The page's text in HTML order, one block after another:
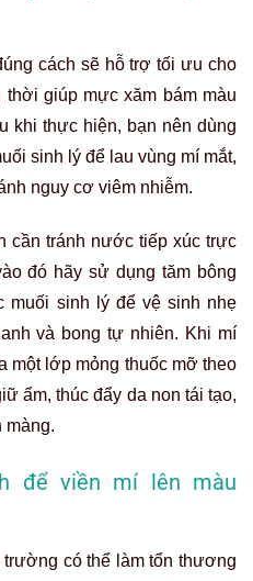
cách sẽ hỗ trợ tối ưu cho
giúp mực xăm bám màu
khi thực hiện, bạn nên dùng
sinh lý để lau vùng mí mắt,
nguy cơ viêm nhiễm.
cần tránh nước tiếp xúc trực
đó hãy sử dụng tăm bông
muối sinh lý để vệ sinh nhẹ
và bong tự nhiên. Khi mí
một lớp mỏng thuốc mỡ theo
ẩm, thúc đẩy da non tái tạo,
màng.
để viền mí lên màu
có thể làm tổn thương